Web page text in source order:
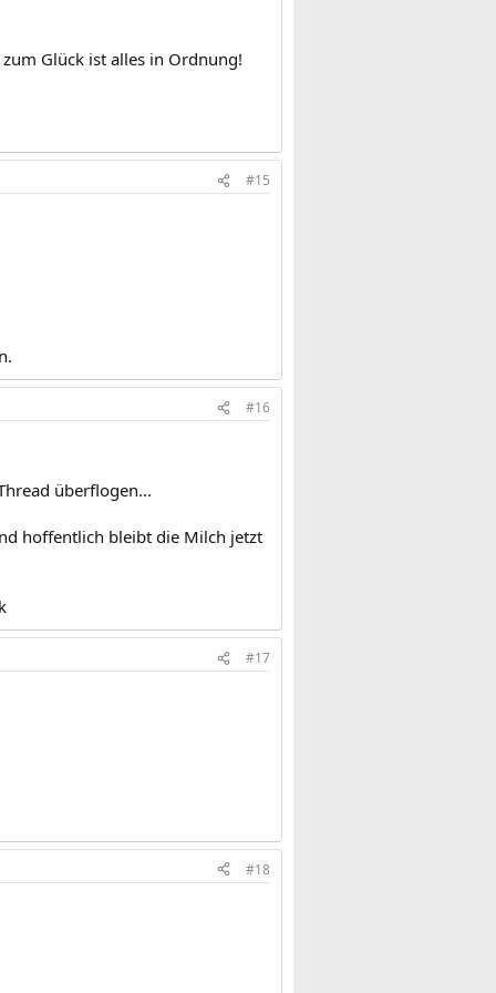
Glück ist alles in Ordnung!
#15
#16
überflogen...
hoffentlich bleibt die Milch jetzt
#17
#18